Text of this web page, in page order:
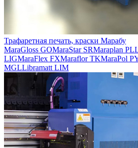
Трафаретная печать, краски Марабу
MaraGloss GOMaraStar SRMaraplan PL
LIGMaraFlex FXMaraflor TKMaraPol
MGLLibramatt LIM